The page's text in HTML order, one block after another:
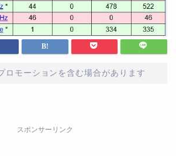
ロモーションを含む場合があります
スポンサーリンク